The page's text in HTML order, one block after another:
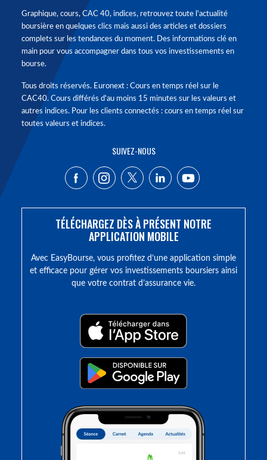
Graphique, cours, CAC 40, indices, retrouvez toute l'actualité
boursière en quelques clics mais aussi des articles et dossiers
complets sur les tendances du moment. Des informations clé en
main pour vous accompagner dans tous vos investissements en
bourse.
Tous droits réservés. Euronext : Cours en temps réel sur le
CAC40. Cours différés d'au moins 15 minutes sur les valeurs et
autres indices. Pour les clients connectés : cours en temps réel sur
toutes valeurs et indices.
SUIVEZ-NOUS
TÉLÉCHARGEZ DÈS À PRÉSENT NOTRE
APPLICATION MOBILE
Avec EasyBourse, vous profitez d’une application simple
et efficace pour gérer vos investissements boursiers ainsi
que votre contrat d’assurance vie.